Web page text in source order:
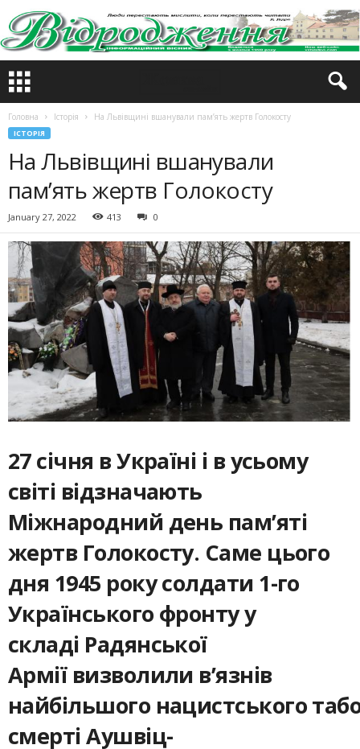
Головна Історія На Львівщині вшанували пам’ять жертв Голокосту
ІСТОРІЯ
На Львівщині вшанували
пам’ять жертв Голокосту
January 27, 2022 413 0
27 січня в Україні і в усьому
світі відзначають
Міжнародний день пам’яті
жертв Голокосту. Саме цього
дня 1945 року солдати 1-го
Українського фронту у
складі Радянської
Армії визволили в’язнів
найбільшого нацистського
смерті Аушвіц-